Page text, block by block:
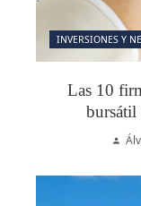
INVERSIONES Y
Las 10
bursátil